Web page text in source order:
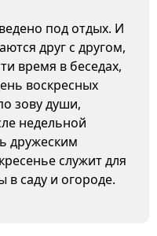
под отдых. И
друг с другом,
время в беседах,
воскресных
зову души,
недельной
дружеским
служит для
в саду и огороде.